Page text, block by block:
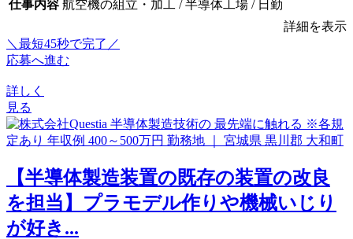
仕事内容 航空機の組立・加工 / 半導体工場 / 日勤
詳細を表示
＼最短45秒で完了／
応募へ進む
詳しく
見る
【半導体製造装置の既存の装置の改良
を担当】プラモデル作りや機械いじり
が好き...